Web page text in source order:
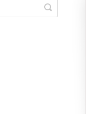
Toggle
Search